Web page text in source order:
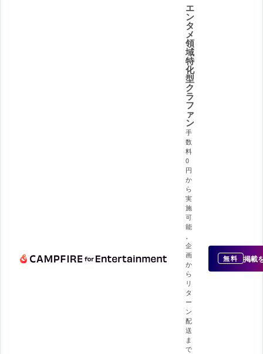
エ
ン
タ
メ
領
域
特
化
型
ク
ラ
フ
ァ
ン
手
数
料
0
円
か
ら
実
施
可
能
企
画
か
ら
リ
タ
ー
ン
配
送
ま
で
無料 掲載